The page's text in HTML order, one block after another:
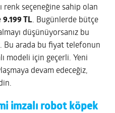
seçeneğine sahip olan
9.199 TL. Bugünlerde bütçe
düşünüyorsanız bu
Bu arada bu fiyat telefonun
modeli için geçerli. Yeni
devam edeceğiz,
imzalı robot köpek